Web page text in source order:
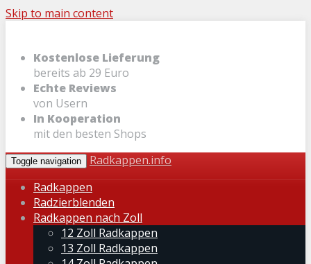
Skip to main content
Kostenlose Lieferung
bereits ab 29 Euro
Echte Reviews
von Usern
In Kooperation
mit den besten Shops
Toggle navigation
Radkappen.info
Radkappen
Radzierblenden
Radkappen nach Zoll
12 Zoll Radkappen
13 Zoll Radkappen